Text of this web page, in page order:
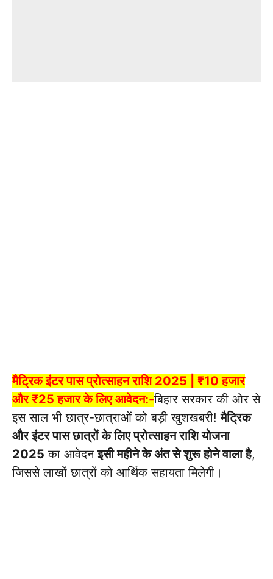
मैट्रिक इंटर पास प्रोत्साहन राशि 2025 | ₹10 हजार
और ₹25 हजार के लिए आवेदन:-बिहार सरकार की ओर से
इस साल भी छात्र-छात्राओं को बड़ी खुशखबरी!मैट्रिक
और इंटर पास छात्रों के लिए प्रोत्साहन राशि योजना
2025 का आवेदनइसी महीने के अंत से शुरू होने वाला है,
जिससे लाखों छात्रों को आर्थिक सहायता मिलेगी।